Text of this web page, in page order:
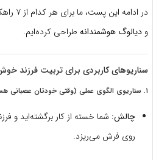
در ادامه این پست، ما برای هر کدام از ۷ راهکار یک
و دیالوگ هوشمندانه طراحی کرده‌ایم.
سناریوهای کاربردی برای تربیت فرزند
۱. سناریوی الگوی عملی (وقتی خودتان عصبانی هستید)
چالش: شما خسته از کار برگشته‌اید و
روی فرش می‌ریزد.